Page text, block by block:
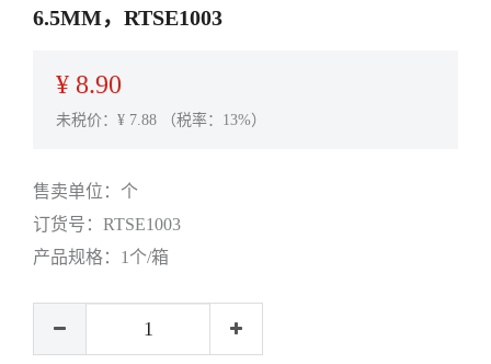
6.5MM，RTSE1003
¥ 8.90
未税价：¥ 7.88 （税率：13%）
售卖单位： 个
订货号： RTSE1003
产品规格： 1个/箱